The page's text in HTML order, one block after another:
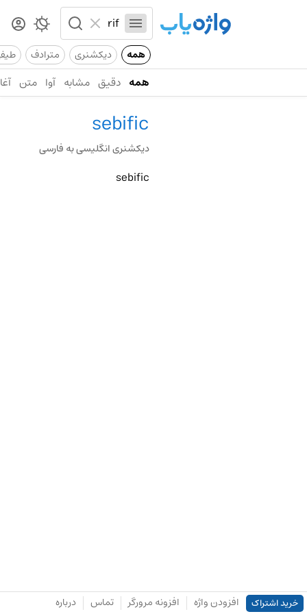
همه دیکشنری مترادف
همه دقیق مشابه آوا متن
sebific
دیکشنری انگلیسی به فارسی
sebific
خرید اشتراک افزودن واژه افزونه مرورگر تماس درباره